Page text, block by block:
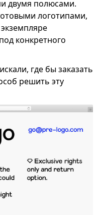
двумя полюсами.
логотипами,
конкретного
где бы заказать
решить эту